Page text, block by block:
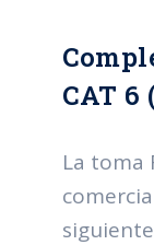
CAT 6
La toma